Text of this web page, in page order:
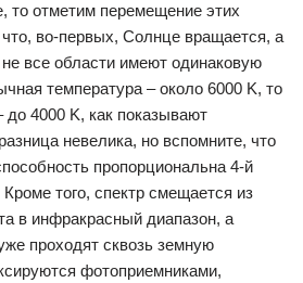
то отметим перемещение этих
во-первых, Солнце вращается, а
все области имеют одинаковую
температура – около 6000 K, то
до 4000 K, как показывают
невелика, но вспомните, что
пропорциональна 4-й
того, спектр смещается из
в инфракрасный диапазон, а
проходят сквозь земную
фотоприемниками,